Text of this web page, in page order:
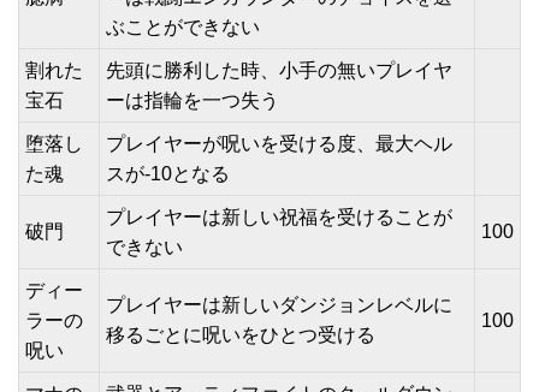
ぶことができない
割れた
宝石
先頭に勝利した時、小手の無いプレイヤ
ーは指輪を一つ失う
堕落し
た魂
プレイヤーが呪いを受ける度、最大ヘル
スが-10となる
破門
プレイヤーは新しい祝福を受けることが
できない
100
ディー
ラーの
呪い
プレイヤーは新しいダンジョンレベルに
移るごとに呪いをひとつ受ける
100